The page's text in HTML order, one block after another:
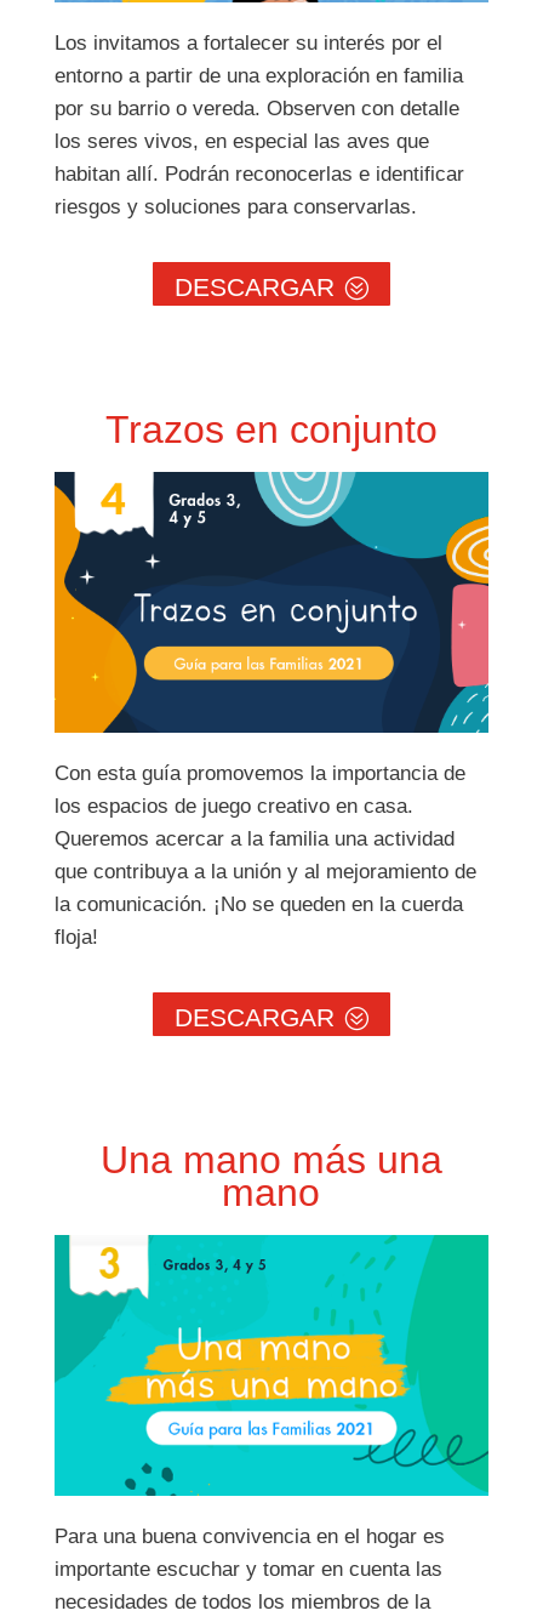
Los invitamos a fortalecer su interés por el
entorno a partir de una exploración en familia
por su barrio o vereda. Observen con detalle
los seres vivos, en especial las aves que
habitan allí. Podrán reconocerlas e identificar
riesgos y soluciones para conservarlas.
DESCARGAR
Trazos en conjunto
Con esta guía promovemos la importancia de
los espacios de juego creativo en casa.
Queremos acercar a la familia una actividad
que contribuya a la unión y al mejoramiento de
la comunicación. ¡No se queden en la cuerda
floja!
DESCARGAR
Una mano más una
mano
Para una buena convivencia en el hogar es
importante escuchar y tomar en cuenta las
necesidades de todos los miembros de la